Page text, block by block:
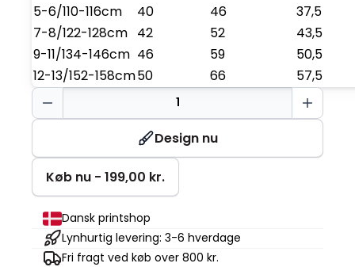
5-6/110-116cm
40 46
37,5
7-8/122-128cm 42 52
43,5
9-11/134-146cm 46 59
50,5
12-13/152-158cm50 66
57,5
Mini
Sweatshirt
Design nu
Køb nu - 199,00 kr.
Dansk printshop
Lynhurtig levering: 3-6 hverdage
Fri fragt ved køb over 800 kr.